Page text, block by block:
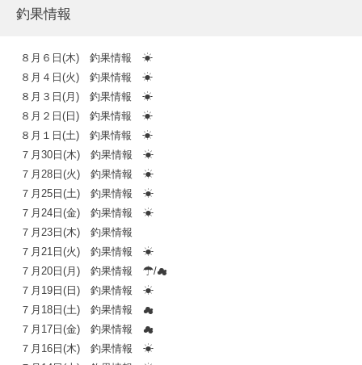
釣果情報
８月６日(木) 釣果情報 ☀
８月４日(火) 釣果情報 ☀
８月３日(月) 釣果情報 ☀
８月２日(日) 釣果情報 ☀
８月１日(土) 釣果情報 ☀
７月30日(木) 釣果情報 ☀
７月28日(火) 釣果情報 ☀
７月25日(土) 釣果情報 ☀
７月24日(金) 釣果情報 ☀
７月23日(木) 釣果情報
７月21日(火) 釣果情報 ☀
７月20日(月) 釣果情報 ☂/☁
７月19日(日) 釣果情報 ☀
７月18日(土) 釣果情報 ☁
７月17日(金) 釣果情報 ☁
７月16日(木) 釣果情報 ☀